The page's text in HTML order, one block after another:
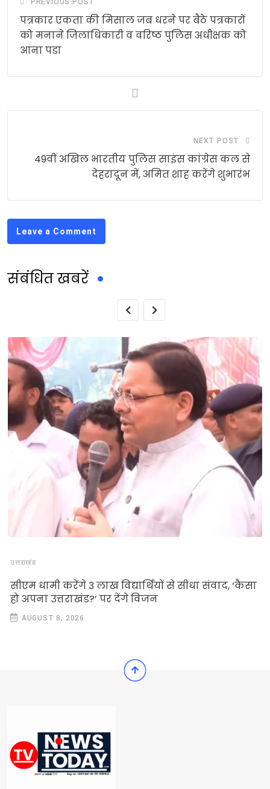
PREVIOUS POST
पत्रकार एकता की मिसाल जब धरने पर बैठे पत्रकारों
को मनाने जिलाधिकारी व वरिष्ठ पुलिस अधीक्षक को
आना पडा
NEXT POST
49वीं अखिल भारतीय पुलिस साइंस कांग्रेस कल से
देहरादून में, अमित शाह करेंगे शुभारंभ
Leave a Comment
संबंधित खबरें
उत्तराखंड
सीएम धामी करेंगे 3 लाख विद्यार्थियों से सीधा संवाद, ‘कैसा
हो अपना उत्तराखंड?’ पर देंगे विजन
AUGUST 8, 2026